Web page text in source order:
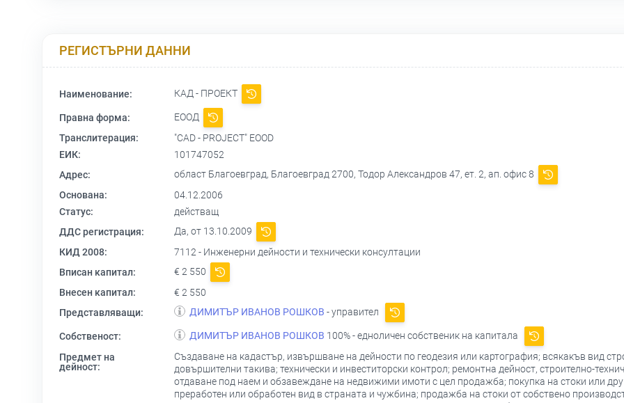
РЕГИСТЪРНИ ДАННИ
Наименование: КАД - ПРОЕКТ
Правна форма:
ЕООД
Транслитерация:
"CAD - PROJECT" EOOD
ЕИК:
101747052
Адрес:
област Благоевград, Благоевград 2700, Тодор Александров 47, ет. 2, ап. офис 8
Основана:
04.12.2006
Статус:
действащ
ДДС регистрация:
Да, от 13.10.2009
КИД 2008:
7112 - Инженерни дейности и технически консултации
Вписан капитал:
€ 2 550
Внесен капитал:
€ 2 550
Представляващи:
ДИМИТЪР ИВАНОВ РОШКОВ - управител
Собственост: ДИМИТЪР ИВАНОВ РОШКОВ 100% - едноличен собственик на капитала
Предмет на
дейност:
Създаване на кадастър, извършване на дейности по геодезия или картография; всякакъв вид
довършителни такива; технически и инвеститорски контрол; ремонтна дейност, строително-
отдаване под наем и обзавеждане на недвижими имоти с цел продажба; покупка на стоки или
преработен или обработен вид в страната и чужбина; продажба на стоки от собствено